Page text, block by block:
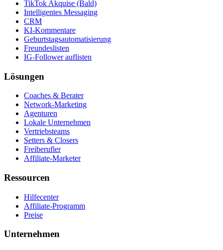
TikTok Akquise (Bald)
Intelligentes Messaging
CRM
KI-Kommentare
Geburtstagsautomatisierung
Freundeslisten
IG-Follower auflisten
Lösungen
Coaches & Berater
Network-Marketing
Agenturen
Lokale Unternehmen
Vertriebsteams
Setters & Closers
Freiberufler
Affiliate-Marketer
Ressourcen
Hilfecenter
Affiliate-Programm
Preise
Unternehmen